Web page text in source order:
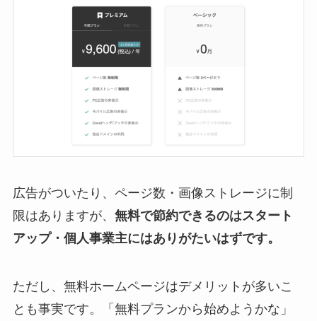
広告がついたり、ページ数・画像ストレージに制
限はありますが、 無料で節約できるのはスタート
アップ・個人事業主にはありがたいはずです。
ただし、無料ホームページはデメリットが多いこ
とも事実です。「無料プランから始めようかな」